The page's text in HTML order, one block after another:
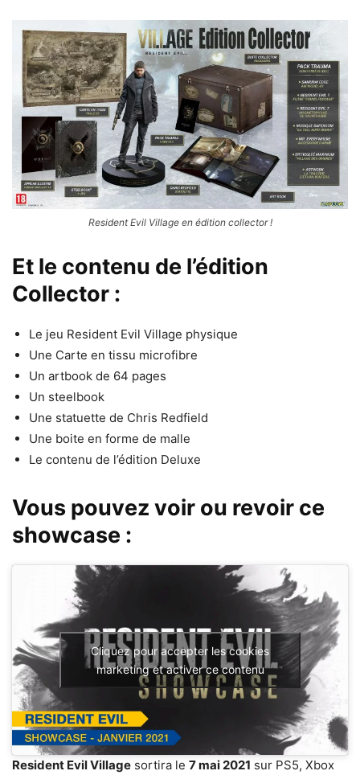
Resident Evil Village en édition collector !
Et le contenu de l’édition
Collector :
Le jeu Resident Evil Village physique
Une Carte en tissu microfibre
Un artbook de 64 pages
Un steelbook
Une statuette de Chris Redfield
Une boite en forme de malle
Le contenu de l’édition Deluxe
Vous pouvez voir ou revoir ce
showcase :
Cliquez pour accepter les cookies
marketing et activer ce contenu
Resident Evil Village sortira le 7 mai 2021 sur PS5, Xbox